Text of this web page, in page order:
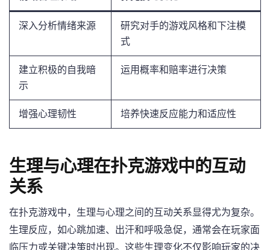
深入分析情绪来源
研究对手的游戏风格和下注模
式
建立积极的自我暗
示
运用概率和赔率进行决策
增强心理韧性 培养快速反应能力和适应性
生理与心理在扑克游戏中的互动
关系
在扑克游戏中，生理与心理之间的互动关系显得尤为复杂。
生理反应，如心跳加速、出汗和呼吸急促，通常会在玩家面
临压力或关键决策时出现。这些生理变化不仅影响玩家的决